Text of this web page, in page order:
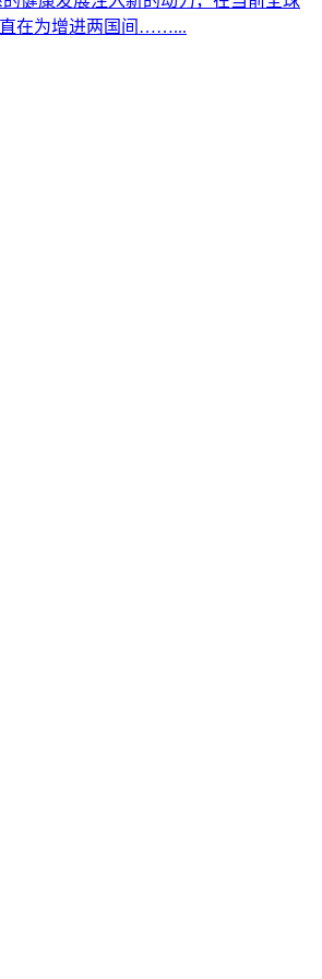
直在为增进两国间……...